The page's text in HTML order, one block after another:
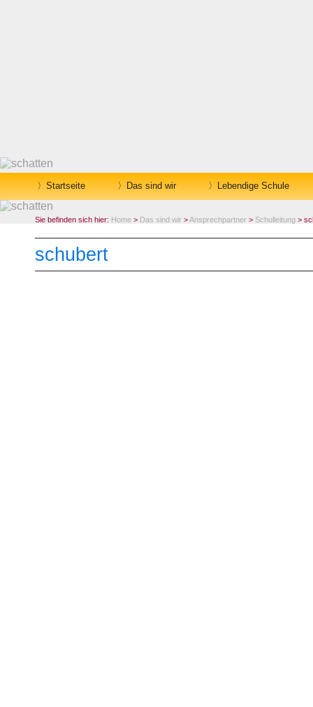
Startseite Das sind wir Lebendige Schule
Sie befinden sich hier: Home > Das sind wir >Ansprechpartner > Schulleitung >
schubert